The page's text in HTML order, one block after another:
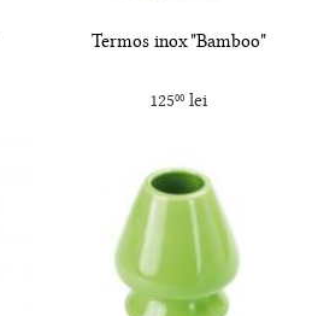
Termos inox "Bamboo"
12500 lei